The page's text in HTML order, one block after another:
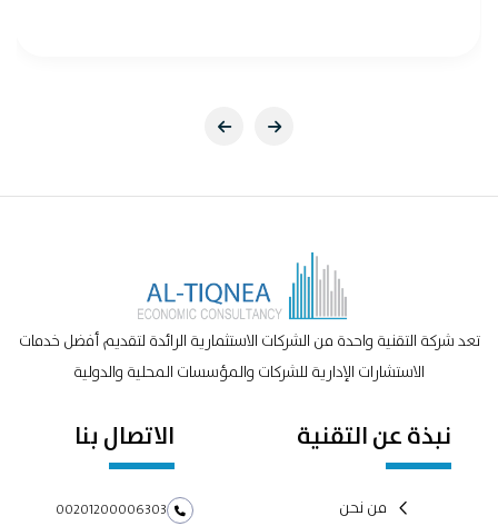
تعد شركة التقنية واحدة من الشركات الاستثمارية الرائدة لتقديم أفضل خدمات
الاستشارات الإدارية للشركات والمؤسسات المحلية والدولية
نبذة عن التقنية
من نحن
الاتصال بنا
00201200006303